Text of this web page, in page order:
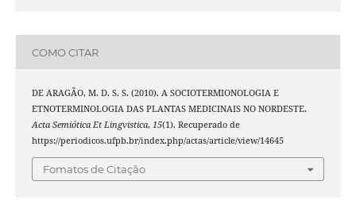
COMO CITAR
DE ARAGÃO, M. D. S. S. (2010). A SOCIOTERMIONOLOGIA E
ETNOTERMINOLOGIA DAS PLANTAS MEDICINAIS NO NORDESTE.
Acta Semiótica Et Lingvistica, 15(1). Recuperado de
https://periodicos.ufpb.br/index.php/actas/article/view/14645
Fomatos de Citação